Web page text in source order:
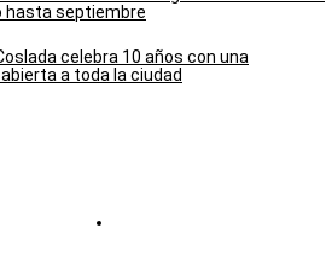
hasta septiembre
celebra 10 años con una
a toda la ciudad
de cookies